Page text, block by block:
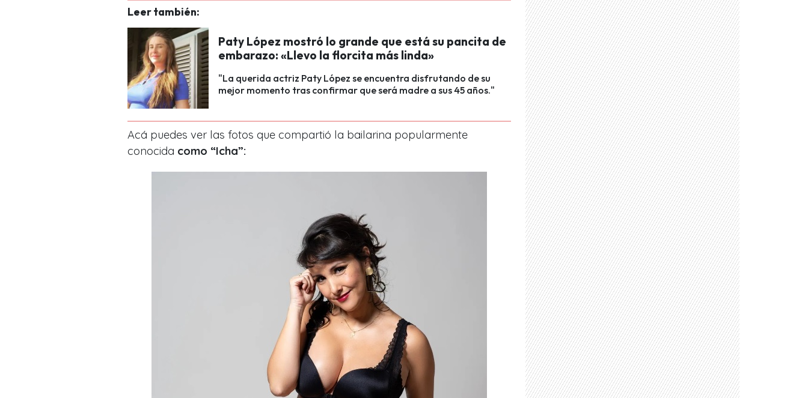
Leer también:
Paty López mostró lo grande que está su pancita de
embarazo: «Llevo la florcita más linda»
"La querida actriz Paty López se encuentra disfrutando de su
mejor momento tras confirmar que será madre a sus 45 años."
Acá puedes ver las fotos que compartió la bailarina popularmente
conocida como “Icha”: